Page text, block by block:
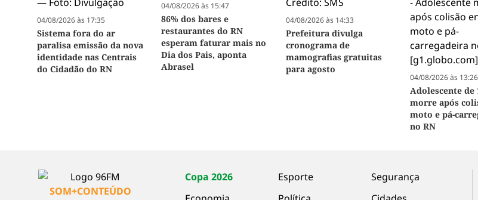
04/08/2026 às 17:35
Sistema fora do ar
paralisa emissão da nova
identidade nas Centrais
do Cidadão do RN
04/08/2026 às 15:47
86% dos bares e
restaurantes do RN
esperam faturar mais no
Dia dos Pais, aponta
Abrasel
04/08/2026 às 14:33
Prefeitura divulga
cronograma de
mamografias gratuitas
para agosto
04/08/2026 às 13:26
Adolescente de
morre após
moto e pá-
no RN
SOM+CONTEÚDO
Copa 2026
Esporte
Segurança